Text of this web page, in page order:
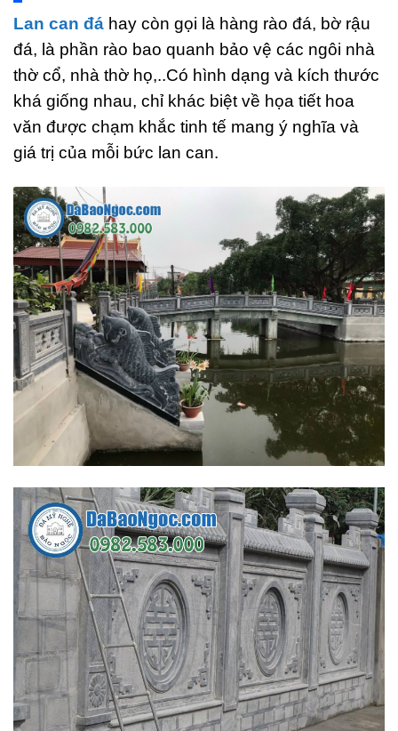
Lan can đá hay còn gọi là hàng rào đá, bờ rậu
đá, là phần rào bao quanh bảo vệ các ngôi nhà
thờ cổ, nhà thờ họ,..Có hình dạng và kích thước
khá giống nhau, chỉ khác biệt về họa tiết hoa
văn được chạm khắc tinh tế mang ý nghĩa và
giá trị của mỗi bức lan can.